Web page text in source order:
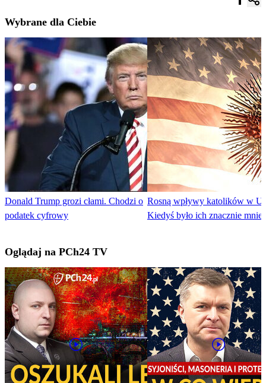
Wybrane dla Ciebie
Donald Trump grozi cłami. Chodzi o
podatek cyfrowy
Rosną wpływy katolików w
Kiedyś było ich znacznie mniej
Oglądaj na PCh24 TV